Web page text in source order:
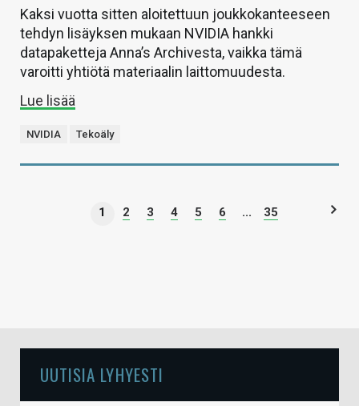
Kaksi vuotta sitten aloitettuun joukkokanteeseen
tehdyn lisäyksen mukaan NVIDIA hankki
datapaketteja Anna’s Archivesta, vaikka tämä
varoitti yhtiötä materiaalin laittomuudesta.
Lue lisää
NVIDIA Tekoäly
1 2 3 4 5 6 ... 35
UUTISIA LYHYESTI